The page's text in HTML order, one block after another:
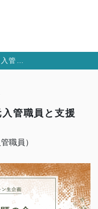
管職員と支援
職員）